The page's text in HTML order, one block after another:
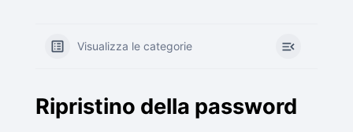
Visualizza le categorie
Ripristino della password